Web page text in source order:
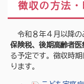
徴収の方法
令和８年４月以降の
保険税、後期高齢者医
る予定です。徴収時
ります。